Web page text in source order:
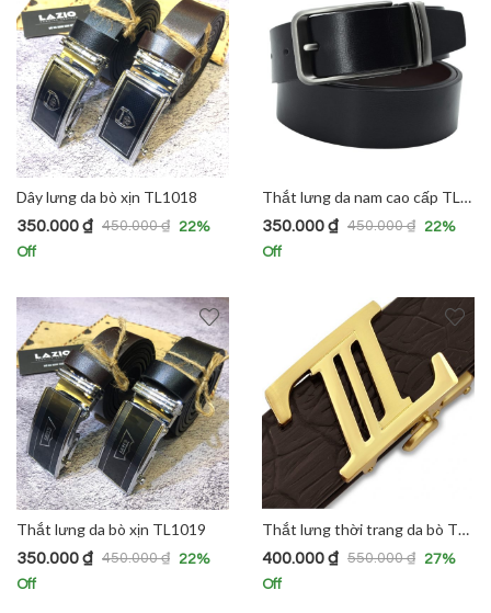
Dây lưng da bò xịn TL1018
450.000₫
350.000₫ 22%
Off
Thắt lưng da nam cao cấp TL1006
450.000₫
350.000₫ 22%
Off
Thắt lưng da bò xịn TL1019
450.000₫
350.000₫ 22%
Off
Thắt lưng thời trang da bò TL1014
550.000₫
400.000₫ 27%
Off